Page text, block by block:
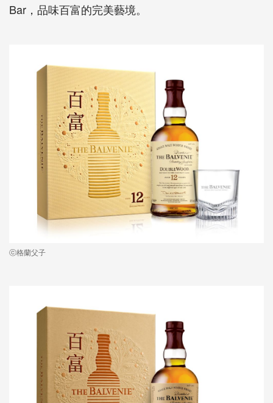
Bar，品味百富的完美藝境。
ⓒ格蘭父子